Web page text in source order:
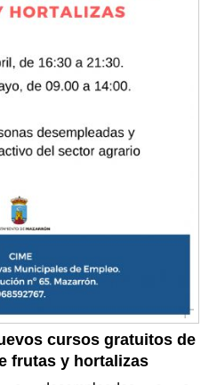
cursos gratuitos de
frutas y hortalizas